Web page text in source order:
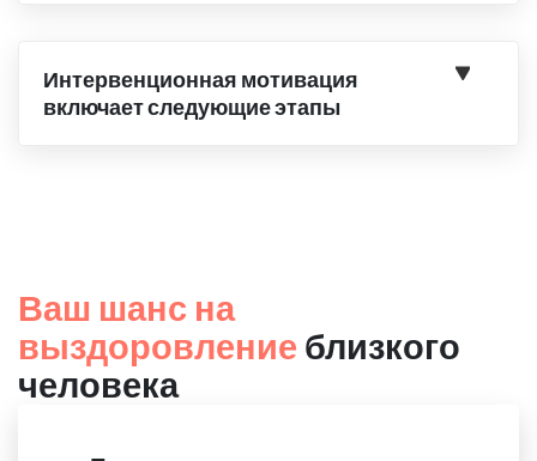
Интервенционная мотивация
включает следующие этапы
Ваш шанс на
выздоровление близкого
человека